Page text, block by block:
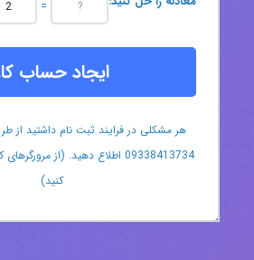
=
ایجاد حساب
هر مشکلی در فرایند ثبت نام داشتید از
09338413734 اطلاع دهید. (از
کنید)